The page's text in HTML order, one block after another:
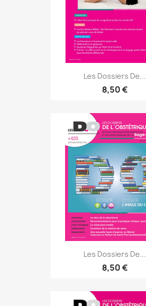
Les Dossiers De...
8,50 €
Les Dossiers De...
8,50 €